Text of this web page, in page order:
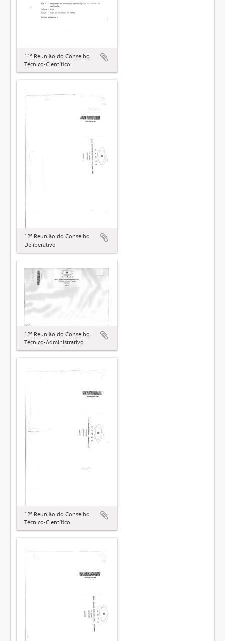
11ª Reunião do Conselho
Técnico-Científico
12ª Reunião do Conselho
Deliberativo
12ª Reunião do Conselho
Técnico-Administrativo
12ª Reunião do Conselho
Técnico-Científico